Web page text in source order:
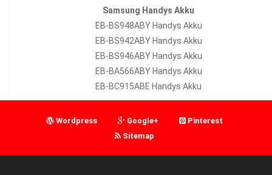
Samsung Handys Akku
EB-BS948ABY Handys Akku
EB-BS942ABY Handys Akku
EB-BS946ABY Handys Akku
EB-BA566ABY Handys Akku
EB-BC915ABE Handys Akku
Wordpress Google+
Pinterest
Sitemap